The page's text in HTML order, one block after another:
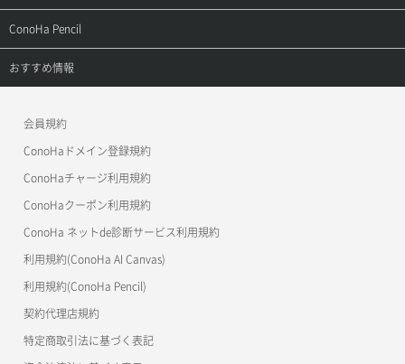
よくある質問
APIドキュメントVPS2.0
APIドキュメントVPS3.0
APIドキュメントVPS2.0
APIドキュメントVPS3.0
ご利用ガイド
サポートトップ
ご利用ガイド
ConoHa Pencil
サポートトップ
おすすめ情報
美雲このは徹底ガイド
会員規約
ConoHaドメイン登録規約
ConoHaチャージ利用規約
ConoHaクーポン利用規約
ConoHa ネットde診断サービス利用規約
利用規約(ConoHa AI Canvas)
利用規約(ConoHa Pencil)
契約代理店規約
特定商取引法に基づく表記